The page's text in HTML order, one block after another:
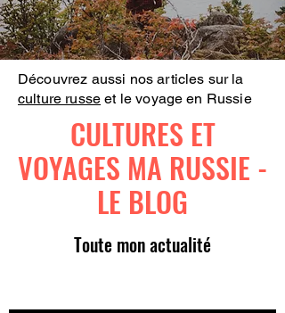
Découvrez aussi nos articles sur la
culture russe et le voyage en Russie
CULTURES ET
VOYAGES MA RUSSIE -
LE BLOG
Toute mon actualité